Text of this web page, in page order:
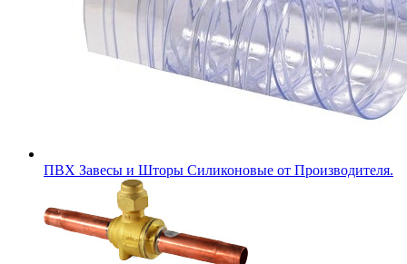
ПВХ Завесы и Шторы Силиконовые от Производителя.